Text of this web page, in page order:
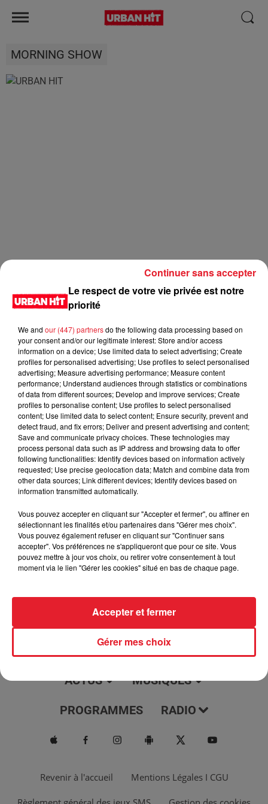
MORNING SHOW
0:00 1 min 37 sec
17 mars 2023 - 1 min 37 sec
L'horoscope du 17/03/2023
Du lundi au vendredi, de 6h à 09h, retrouvez Evan, Sandro,
Aline et Laura pour vous réveiller sur Urban hit. Au
programme : le jeu des 30 secondes chrono, le sondage du
jour, l'info moulaga, le saviez-vous...
ACTUS MUSIQUES
PROGRAMMES RADIO
Revenir à l'accueil Mentions Légales I CGU
Le respect de votre vie privée est notre
priorité
We and our (447) partnersdo the following data processing based on
your consent and/or our legitimate interest: Store and/or access
information on a device; Use limited data to select advertising; Create
profiles for personalised advertising; Use profiles to select personalised
advertising; Measure advertising performance; Measure content
performance; Understand audiences through statistics or combinations
of data from different sources; Develop and improve services; Create
profiles to personalise content; Use profiles to select personalised
content; Use limited data to select content; Ensure security, prevent and
detect fraud, and fix errors; Deliver and present advertising and content;
Save and communicate privacy choices. These technologies may
process personal data such as IP address and browsing data to offer
following functionalities: Identify devices based on information actively
requested; Use precise geolocation data; Match and combine data from
other data sources; Link different devices; Identify devices based on
information transmitted automatically.
Vous pouvez accepter en cliquant sur "Accepter et fermer", ou affiner en
sélectionnant les finalités et/ou partenaires dans "Gérer mes choix".
Vous pouvez également refuser en cliquant sur "Continuer sans
accepter". Vos préférences ne s'appliqueront que pour ce site. Vous
pouvez mettre à jour vos choix, ou retirer votre consentement à tout
moment via le lien "Gérer les cookies" situé en bas de chaque page.
Gérer mes choix
Accepter et fermer
Continuer sans accepter